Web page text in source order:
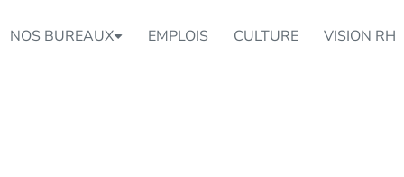
NOS BUREAUX EMPLOIS CULTURE VISION RH